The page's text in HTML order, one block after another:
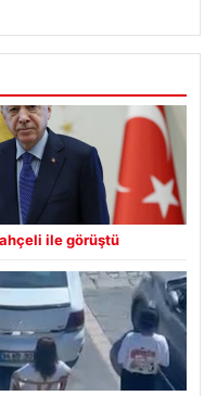
ile görüştü